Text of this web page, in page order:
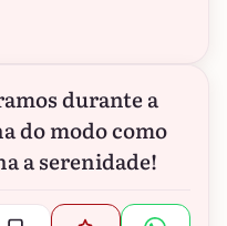
durante a
do modo como
a serenidade!